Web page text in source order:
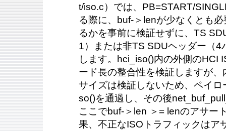
t/iso.c）では、PB=START/
る際に、buf-＞lenが少なくとも
るかを事前に検証せずに、TS
1）または非TS SDUヘッダー（4
します。hci_iso()内の外側のHCI
ード長の整合性を検証しますが
サイズは検証しないため、ペイ
so()を通過し、その後
ここでbuf-＞len ＞= lenのアサー
果、不正なISOトラフィックはア